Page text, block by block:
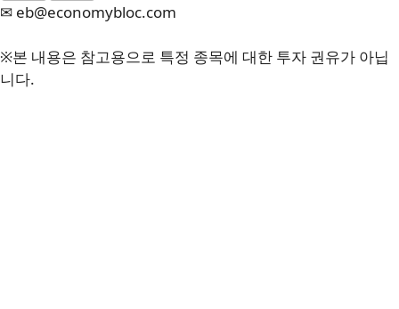
✉ eb@economybloc.com
※본 내용은 참고용으로 특정 종목에 대한 투자 권유가 아닙
니다.